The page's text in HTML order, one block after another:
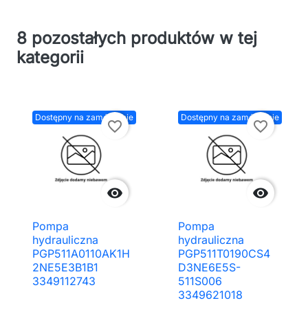
8 pozostałych produktów w tej
kategorii
Dostępny na zamówienie

favorite_border
Pompa
hydrauliczna
PGP511A0110AK1H
2NE5E3B1B1
3349112743
Dostępny na zamówienie

favorite_border
Pompa
hydrauliczna
PGP511T0190CS4
D3NE6E5S-
511S006
3349621018